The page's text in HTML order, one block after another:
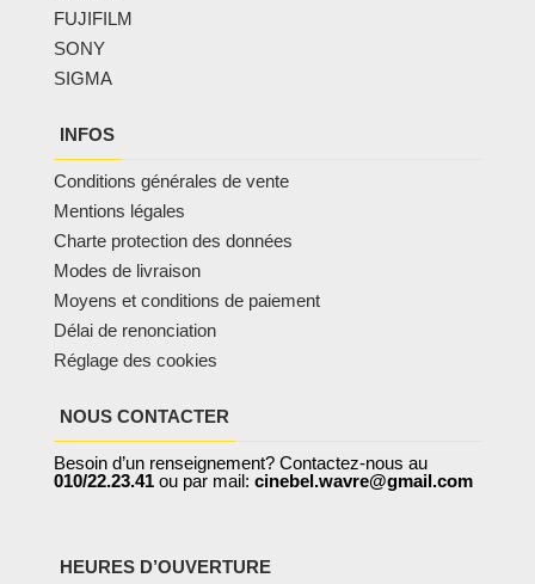
FUJIFILM
SONY
SIGMA
INFOS
Conditions générales de vente
Mentions légales
Charte protection des données
Modes de livraison
Moyens et conditions de paiement
Délai de renonciation
Réglage des cookies
NOUS CONTACTER
Besoin d’un renseignement? Contactez-nous au
010/22.23.41 ou par mail: cinebel.wavre@gmail.com
HEURES D’OUVERTURE